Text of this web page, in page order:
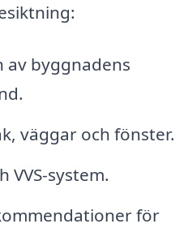
av byggnadens
väggar och fönster.
VVS-system.
för